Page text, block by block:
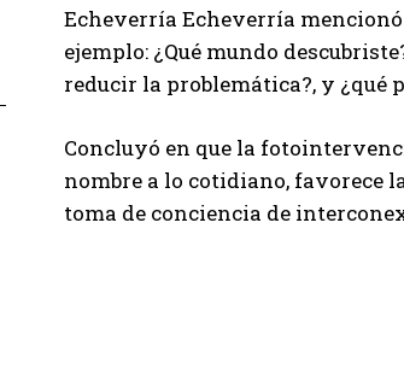
Echeverría Echeverría
ejemplo: ¿Qué mundo
reducir la problemática?, y
Concluyó en que la
nombre a lo cotidiano, favorece
toma de conciencia de